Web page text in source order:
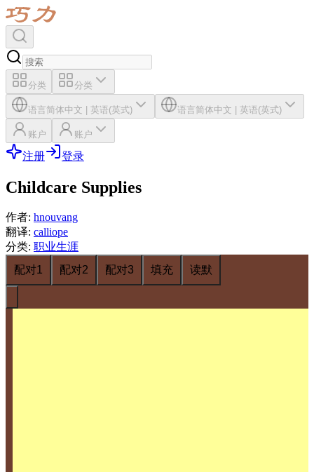
分类 分类
语言简体中文 | 英语(英式) 语言简体中文 | 英语(英式)
账户 账户
注册 登录
Childcare Supplies
作者: hnouvang
翻译: calliope
分类: 职业生涯
配对1
配对2 配对3 填充 读默